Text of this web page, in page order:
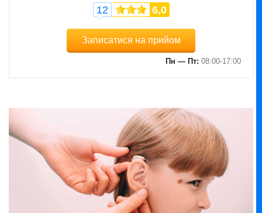
12 6,0
Записатися на прийом
Пн — Пт: 08:00-17:00